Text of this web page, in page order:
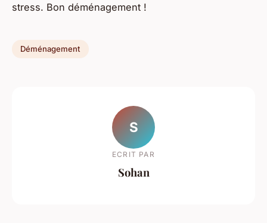
stress. Bon déménagement !
Déménagement
S
ECRIT PAR
Sohan